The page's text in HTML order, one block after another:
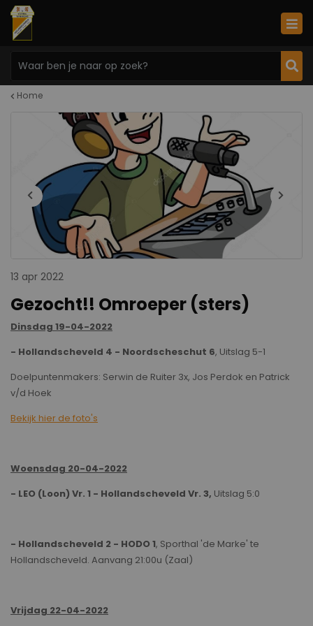
Home
13 apr 2022
Gezocht!! Omroeper (sters)
Dinsdag 19-04-2022
- Hollandscheveld 4 - Noordscheschut 6, Uitslag 5-1
Doelpuntenmakers: Serwin de Ruiter 3x, Jos Perdok en Patrick
v/d Hoek
Bekijk hier de foto's
Woensdag 20-04-2022
- LEO (Loon) Vr. 1 - Hollandscheveld Vr. 3, Uitslag 5:0
- Hollandscheveld 2 - HODO 1, Sporthal 'de Marke' te
Hollandscheveld. Aanvang 21:00u (Zaal)
Vrijdag 22-04-2022